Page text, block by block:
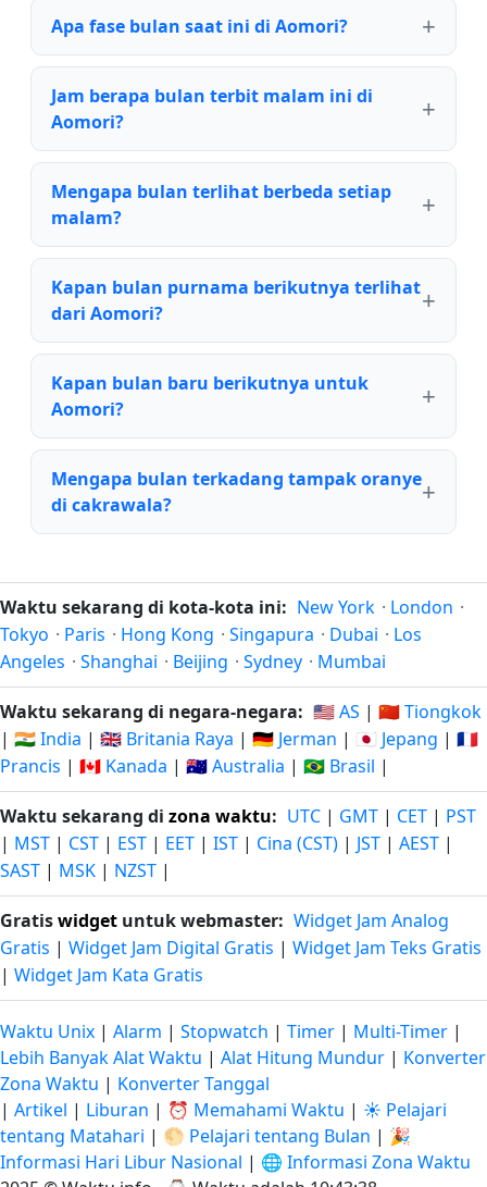
Apa fase bulan saat ini di Aomori?
Jam berapa bulan terbit malam ini di
Aomori?
Mengapa bulan terlihat berbeda setiap
malam?
Kapan bulan purnama berikutnya terlihat
dari Aomori?
Kapan bulan baru berikutnya untuk
Aomori?
Mengapa bulan terkadang tampak oranye
di cakrawala?
Waktu sekarang di kota-kota ini: New York · London ·
Tokyo · Paris · Hong Kong · Singapura · Dubai · Los
Angeles · Shanghai · Beijing · Sydney · Mumbai
Waktu sekarang di negara-negara: 🇺🇸 AS | 🇨🇳 Tiongkok
| 🇮🇳 India | 🇬🇧 Britania Raya | 🇩🇪 Jerman | 🇯🇵 Jepang | 🇫🇷
Prancis | 🇨🇦 Kanada | 🇦🇺 Australia | 🇧🇷 Brasil |
Waktu sekarang di zona waktu: UTC | GMT | CET | PST
| MST | CST | EST | EET | IST | Cina (CST) | JST | AEST |
SAST | MSK | NZST |
Gratiswidget untuk webmaster: Widget Jam Analog
Gratis | Widget Jam Digital Gratis | Widget Jam Teks Gratis
| Widget Jam Kata Gratis
Waktu Unix | Alarm | Stopwatch | Timer | Multi-Timer |
Lebih Banyak Alat Waktu | Alat Hitung Mundur | Konverter
Zona Waktu | Konverter Tanggal
| Artikel | Liburan | ⏰ Memahami Waktu | ☀️ Pelajari
tentang Matahari | 🌕 Pelajari tentang Bulan | 🎉
Informasi Hari Libur Nasional | 🌐 Informasi Zona Waktu